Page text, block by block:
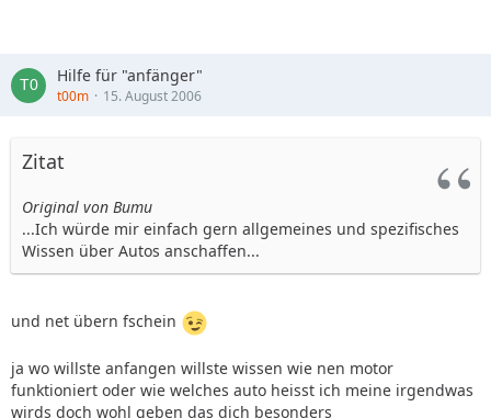
Hilfe für "anfänger"
t00m 15. August 2006
Zitat
Original von Bumu
...Ich würde mir einfach gern allgemeines und spezifisches
Wissen über Autos anschaffen...
und net übern fschein
ja wo willste anfangen willste wissen wie nen motor
funktioniert oder wie welches auto heisst ich meine irgendwas
wirds doch wohl geben das dich besonders